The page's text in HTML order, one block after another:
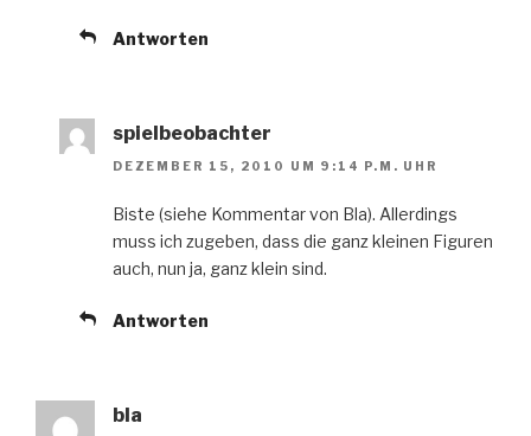
Antworten
spielbeobachter
DEZEMBER 15, 2010 UM 9:14 P.M. UHR
Biste (siehe Kommentar von Bla). Allerdings
muss ich zugeben, dass die ganz kleinen Figuren
auch, nun ja, ganz klein sind.
Antworten
bla